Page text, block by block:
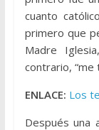
cuanto
primero que
Madre
contrario, “me
ENLACE: Los
Después una